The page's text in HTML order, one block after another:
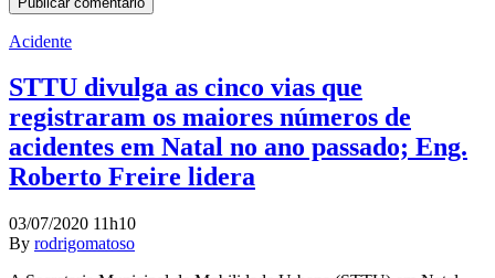
Acidente
STTU divulga as cinco vias que
registraram os maiores números de
acidentes em Natal no ano passado; Eng.
Roberto Freire lidera
03/07/2020 11h10
By rodrigomatoso